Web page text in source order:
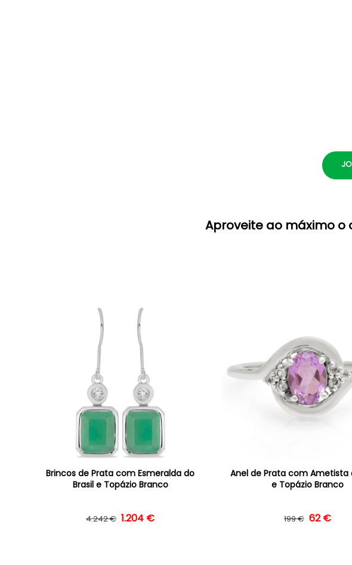
Aproveite ao máximo
Brincos de Prata com Esmeralda do
Brasil e Topázio Branco
Preço normal
4.242 € Preço de saldo
1.204 €
Anel de Prata com Ametista
e Topázio Branco
Preço
199 € Preço de
62 €